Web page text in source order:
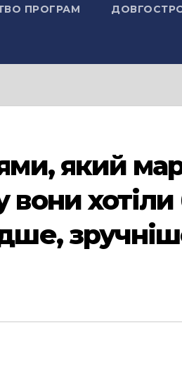
ПРОГРАМ
який
вони